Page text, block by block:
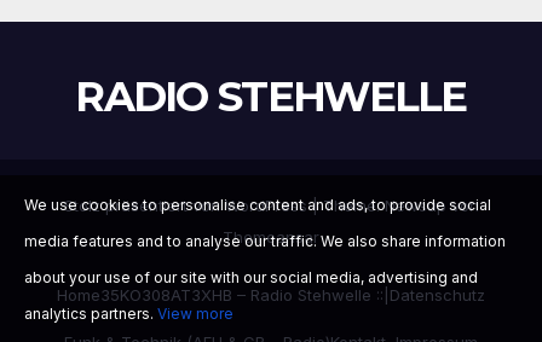
RADIO STEHWELLE
Stolz präsentiert von WordPress|Theme:Newsupvon
Themeansar
Home35KO308AT3XHB – Radio Stehwelle ::| Datenschutz
We use cookies to personalise content and ads, to provide social
media features and to analyse our traffic. We also share information
about your use of our site with our social media, advertising and
analytics partners. View more